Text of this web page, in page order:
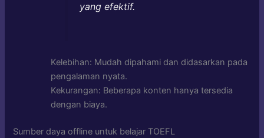
yang efektif.
Kelebihan: Mudah dipahami dan didasarkan pada
pengalaman nyata.
Kekurangan: Beberapa konten hanya tersedia
dengan biaya.
Sumber daya offline untuk belajar TOEFL